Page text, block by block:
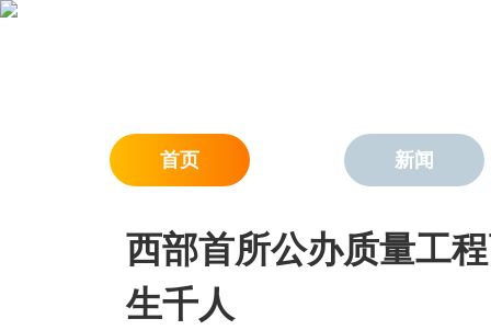
首页 新闻
西部首所公办质量工
生千人